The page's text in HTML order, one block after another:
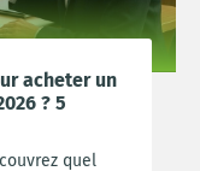
acheter un
? 5
quel